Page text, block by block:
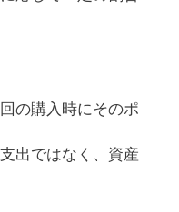
の購入時にそのポ
出ではなく、資産